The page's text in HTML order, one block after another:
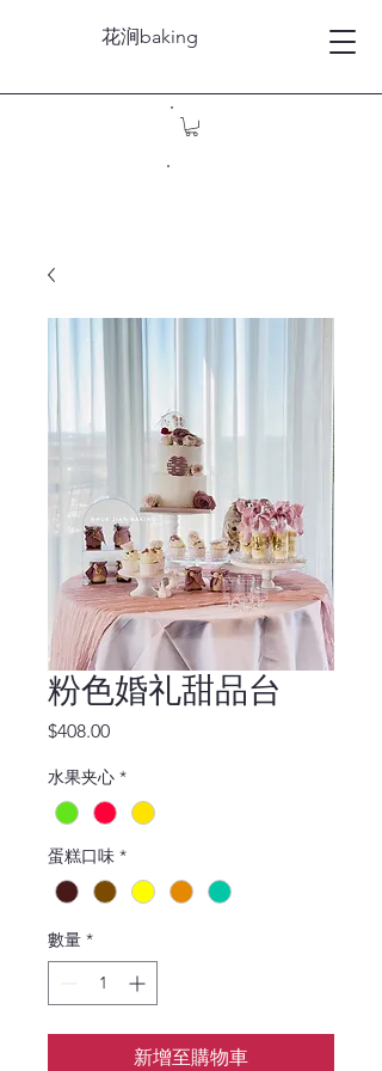
花涧baking
粉色婚礼甜品台
$408.00價
水果夹心 *
蛋糕口味 *
數量 *
新增至購物車